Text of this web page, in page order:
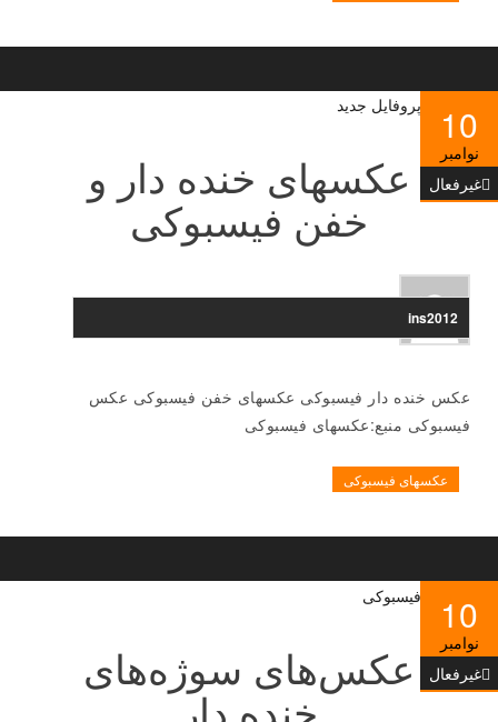
10
نوامبر
غیرفعال
عکسهای خنده دار و
خفن فیسبوکی
ins2012
عکس خنده دار فیسبوکی عکسهای خفن فیسبوکی عکس
فیسبوکی منبع:عکسهای فیسبوکی
عکسهای فیسبوکی
10
نوامبر
غیرفعال
عکس‌های سوژه‌های
خنده دار